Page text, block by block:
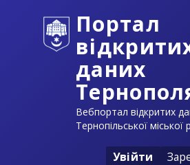
Портал
даних
Вебпортал відкритих
Тернопільської міської
Увійти